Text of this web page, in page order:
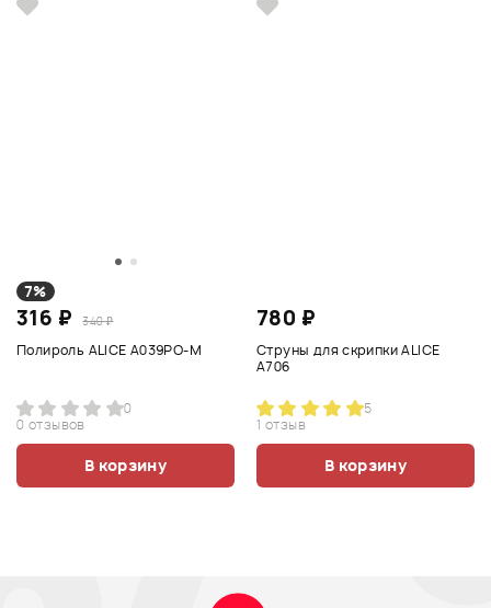
7%
316 ₽ 340 ₽
Полироль ALICE A039PO-M
0
0 отзывов
В корзину
780 ₽
Струны для скрипки ALICE
A706
5
1 отзыв
В корзину